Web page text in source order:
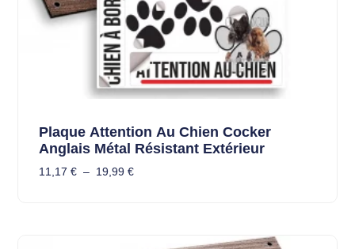
Plaque Attention Au Chien Cocker
Anglais Métal Résistant Extérieur
11,17 € – 19,99 €